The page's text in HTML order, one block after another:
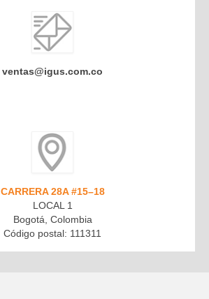
ventas@igus.com.co
CARRERA 28A #15–18
LOCAL 1
Bogotá, Colombia
Código postal: 111311